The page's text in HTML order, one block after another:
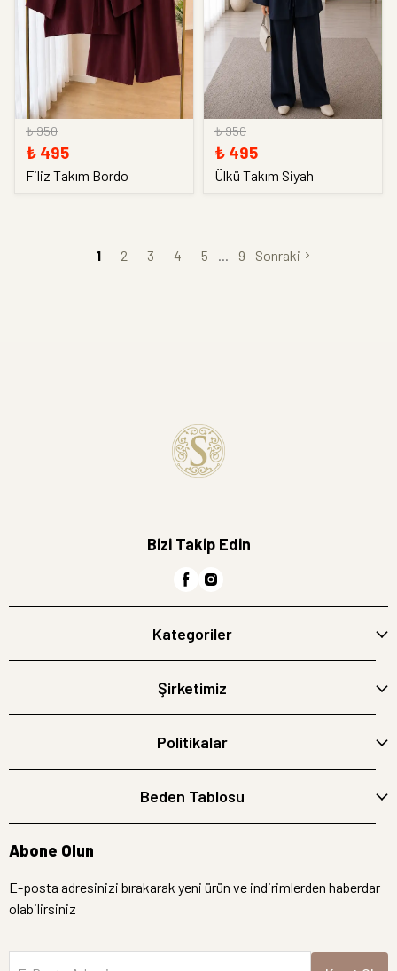
₺ 950
₺ 495
Filiz Takım Bordo
₺ 950
₺ 495
Ülkü Takım Siyah
1 2 3 4 5 9 Sonraki
Bizi Takip Edin
Kategoriler
Şirketimiz
Politikalar
Beden Tablosu
Abone Olun
E-posta adresinizi bırakarak yeni ürün ve indirimlerden haberdar
olabilirsiniz